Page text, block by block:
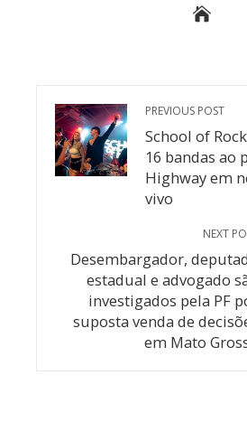
PREVIOUS POST
School of
16 bandas ao
Highway em
vivo
NEXT
Desembargador,
estadual e advogado
investigados pela PF
suposta venda de
em Mato